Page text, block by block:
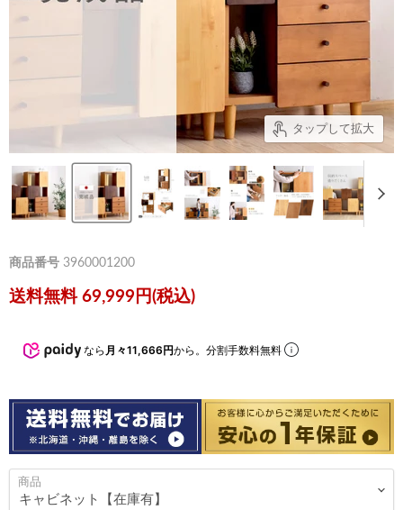
タップして拡大
商品番号 3960001200
送料無料 69,999円(税込)
なら 月々11,666円から。分割手数料無料
商品